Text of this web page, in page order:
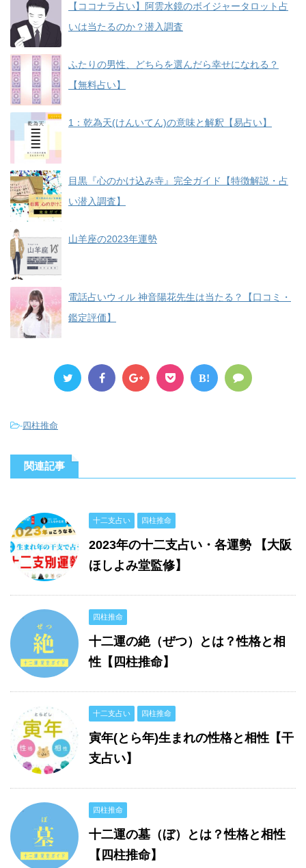
【ココナラ占い】阿雲水鏡のボイジャータロット占
いは当たるのか？潜入調査
ふたりの男性、どちらを選んだら幸せになれる？
【無料占い】
1：乾為天(けんいてん)の意味と解釈【易占い】
目黒『心のかけ込み寺』完全ガイド【特徴解説・占
い潜入調査】
山羊座の2023年運勢
電話占いウィル 神音陽花先生は当たる？【口コミ・
鑑定評価】
B!
-四柱推命
関連記事
十二支占い 四柱推命
2023年の十二支占い・各運勢 【大阪
ほしよみ堂監修】
四柱推命
十二運の絶（ぜつ）とは？性格と相
性【四柱推命】
十二支占い 四柱推命
寅年(とら年)生まれの性格と相性【干
支占い】
四柱推命
十二運の墓（ぼ）とは？性格と相性
【四柱推命】